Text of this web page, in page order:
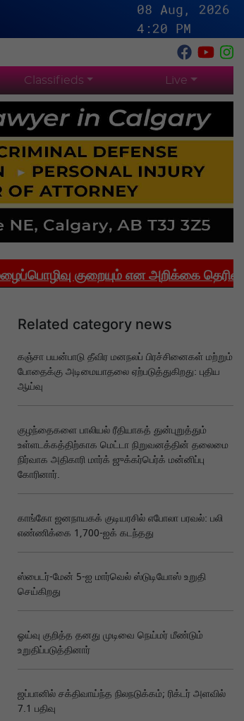
08 Aug, 2026
4:20 PM
Classifieds Live
குறையும் என அறிக்கை தெரிவிக்கிறது
Related category news
கஞ்சா பயன்பாடு தீவிர மனநலப் பிரச்சினைகள் மற்றும்
போதைக்கு அடிமையாதலை ஏற்படுத்துகிறது: புதிய
ஆய்வு
குழந்தைகளை பாலியல் ரீதியாகத் துன்புறுத்தும்
உள்ளடக்கத்திற்காக மெட்டா நிறுவனத்தின் தலைமை
நிர்வாக அதிகாரி மார்க் ஜுக்கர்பெர்க் மன்னிப்பு
கோரினார்.
காங்கோ ஜனநாயகக் குடியரசில் எபோலா பரவல்: பலி
எண்ணிக்கை 1,700-ஐக் கடந்தது
ஸ்பைடர்-மேன் 5-ஐ மார்வெல் ஸ்டுடியோஸ் உறுதி
செய்கிறது
ஓய்வு குறித்த தனது முடிவை நெய்மர் மீண்டும்
உறுதிப்படுத்தினார்
ஜப்பானில் சக்திவாய்ந்த நிலநடுக்கம்; ரிக்டர் அளவில்
7.1 பதிவு